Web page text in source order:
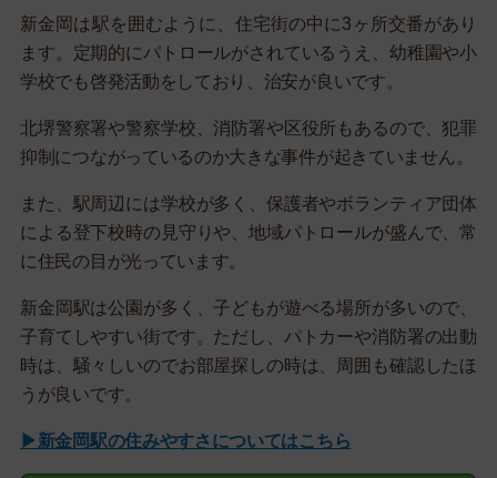
新金岡は駅を囲むように、住宅街の中に3ヶ所交番があり
ます。定期的にパトロールがされているうえ、幼稚園や小
学校でも啓発活動をしており、治安が良いです。
北堺警察署や警察学校、消防署や区役所もあるので、犯罪
抑制につながっているのか大きな事件が起きていません。
また、駅周辺には学校が多く、保護者やボランティア団体
による登下校時の見守りや、地域パトロールが盛んで、常
に住民の目が光っています。
新金岡駅は公園が多く、子どもが遊べる場所が多いので、
子育てしやすい街です。ただし、パトカーや消防署の出動
時は、騒々しいのでお部屋探しの時は、周囲も確認したほ
うが良いです。
▶新金岡駅の住みやすさについてはこちら